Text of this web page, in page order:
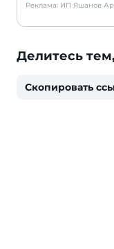
Реклама: ИП Яшанов
Делитесь
Скопировать